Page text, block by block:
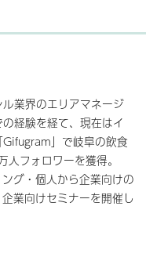
業界のエリアマネージ
経験を経て、現在はイ
」で岐阜の飲食
人フォロワーを獲得。
グ・個人から企業向けの
業向けセミナーを開催し